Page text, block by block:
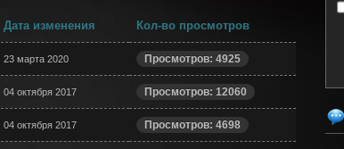
Дата изменения Кол-во просмотров
23 марта 2020 Просмотров: 4925
04 октября 2017 Просмотров: 12060
04 октября 2017 Просмотров: 4698